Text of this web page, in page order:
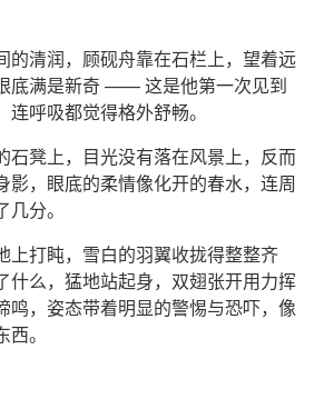
的清润，顾砚舟靠在石栏上，望着远
底满是新奇 —— 这是他第一次见到
呼吸都觉得格外舒畅。
石凳上，目光没有落在风景上，反而
影，眼底的柔情像化开的春水，连周
分。
上打盹，雪白的羽翼收拢得整整齐
什么，猛地站起身，双翅张开用力挥
鸣，姿态带着明显的警惕与恐吓，像
。